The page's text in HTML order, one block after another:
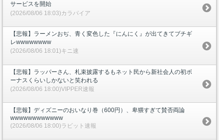
サービスを開始
(2026/08/06 18:03)カラパイア
【悲報】ラーメンおぢ、青く変色した『にんにく』が出てきてブチギ
レwwwwwwww
(2026/08/06 18:01)キニ速
【悲報】ラッパーさん、札束披露するもネット民から新社会人の初ボ
ーナスくらいしかないと笑われる
(2026/08/06 18:00)VIPPER速報
【悲報】ディズニーのおいなり巻（600円）、卑猥すぎて賛否両論
wwwwwwwwwwww
(2026/08/06 18:00)ラビット速報